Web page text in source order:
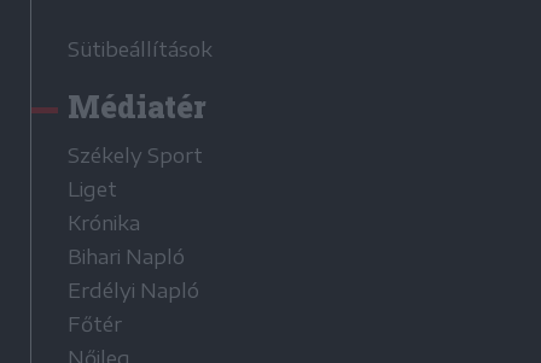
Sütibeállítások
Médiatér
Székely Sport
Liget
Krónika
Bihari Napló
Erdélyi Napló
Főtér
Nőileg